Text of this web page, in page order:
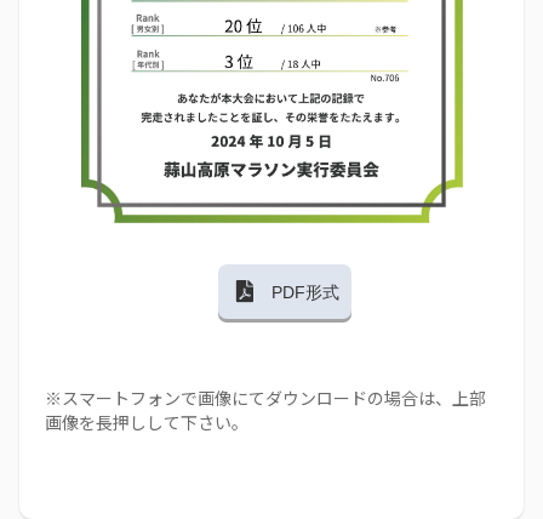
PDF形式
※スマートフォンで画像にてダウンロードの場合は、上部
画像を長押しして下さい。